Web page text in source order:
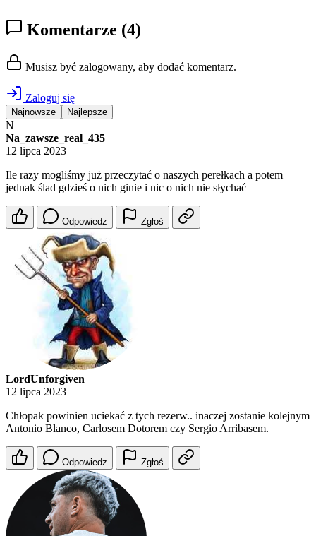
Komentarze (4)
Musisz być zalogowany, aby dodać komentarz.
Zaloguj się
Najnowsze Najlepsze
N
Na_zawsze_real_435
12 lipca 2023
Ile razy mogliśmy już przeczytać o naszych perełkach a potem
jednak ślad gdzieś o nich ginie i nic o nich nie słychać
Odpowiedz Zgłoś
LordUnforgiven
12 lipca 2023
Chłopak powinien uciekać z tych rezerw.. inaczej zostanie kolejnym
Antonio Blanco, Carlosem Dotorem czy Sergio Arribasem.
Odpowiedz Zgłoś